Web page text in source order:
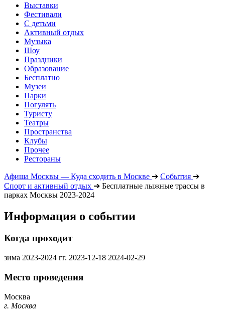
Выставки
Фестивали
С детьми
Активный отдых
Музыка
Шоу
Праздники
Образование
Бесплатно
Музеи
Парки
Погулять
Туристу
Театры
Пространства
Клубы
Прочее
Рестораны
Афиша Москвы — Куда сходить в Москве ➔ События ➔
Спорт и активный отдых ➔ Бесплатные лыжные трассы в
парках Москвы 2023-2024
Информация о событии
Когда проходит
зима 2023-2024 гг. 2023-12-18 2024-02-29
Место проведения
Москва
г. Москва